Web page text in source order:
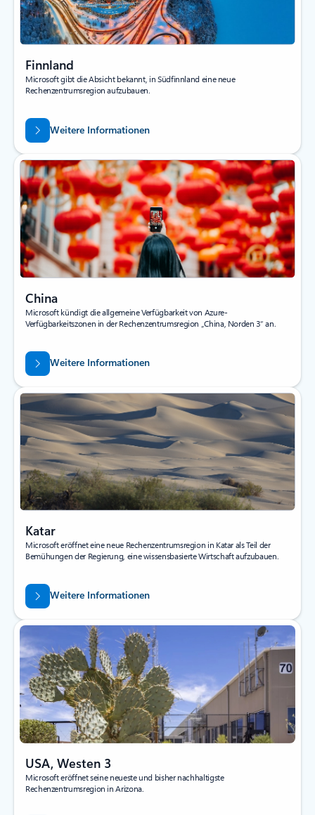
Finnland
Microsoft gibt die Absicht bekannt, in Südfinnland eine neue
Rechenzentrumsregion aufzubauen.
Weitere Informationen
China
Microsoft kündigt die allgemeine Verfügbarkeit von Azure-
Verfügbarkeitszonen in der Rechenzentrumsregion „China, Norden 3“ an.
Weitere Informationen
Katar
Microsoft eröffnet eine neue Rechenzentrumsregion in Katar als Teil der
Bemühungen der Regierung, eine wissensbasierte Wirtschaft aufzubauen.
Weitere Informationen
USA, Westen 3
Microsoft eröffnet seine neueste und bisher nachhaltigste
Rechenzentrumsregion in Arizona.